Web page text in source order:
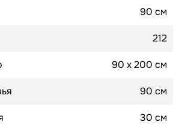
90 см
212
90 х 200 см
90 см
30 см